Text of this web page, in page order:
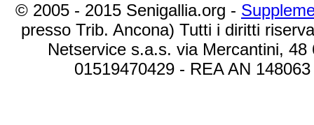
© 2005 - 2015 Senigallia.org -
presso Trib. Ancona) Tutti i diritti
Netservice s.a.s. via Mercantini,
01519470429 - REA AN